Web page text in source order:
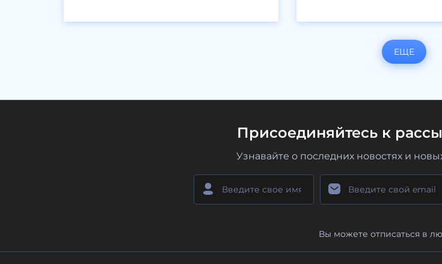
ЕЩЕ
Присоединяйтесь к
Узнавайте о последних новостях и
Вы можете отписаться в